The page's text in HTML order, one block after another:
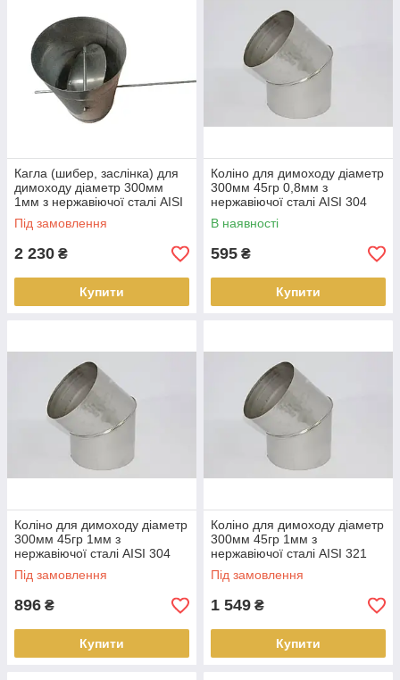
Кагла (шибер, заслінка) для
димоходу діаметр 300мм
1мм з нержавіючої сталі AISI
321
Під замовлення
2 230 ₴
Купити
Коліно для димоходу діаметр
300мм 45гр 0,8мм з
нержавіючої сталі AISI 304
В наявності
595 ₴
Купити
Коліно для димоходу діаметр
300мм 45гр 1мм з
нержавіючої сталі AISI 304
Під замовлення
896 ₴
Купити
Коліно для димоходу діаметр
300мм 45гр 1мм з
нержавіючої сталі AISI 321
Під замовлення
1 549 ₴
Купити